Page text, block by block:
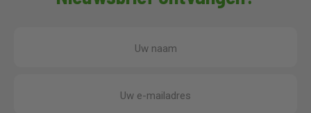
Uw naam
Uw e-mailadres